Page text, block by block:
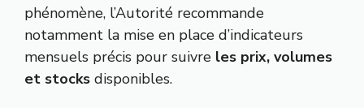
phénomène, l’Autorité recommande
notamment la mise en place d’indicateurs
mensuels précis pour suivre les prix, volumes
et stocks disponibles.